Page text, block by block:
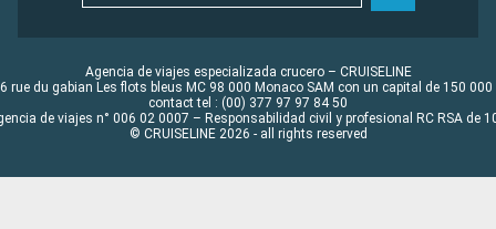
Agencia de viajes especializada crucero – CRUISELINE
rue du gabian Les flots bleus MC 98 000 Monaco SAM con un capital de 150 000
contact tel : (00) 377 97 97 84 50
de viajes n° 006 02 0007 – Responsabilidad civil y profesional RC RSA de
© CRUISELINE 2026 - all rights reserved